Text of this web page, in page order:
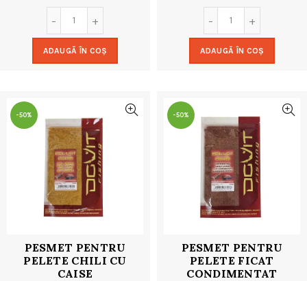
inițial
a
fost:
ADAUGĂ ÎN COȘ
inițial
a
fost:
ADAUGĂ ÎN COȘ
-50%
PESMET PENTRU
PELETE CHILI CU
CAISE
-50%
PESMET PENTRU
PELETE FICAT
CONDIMENTAT